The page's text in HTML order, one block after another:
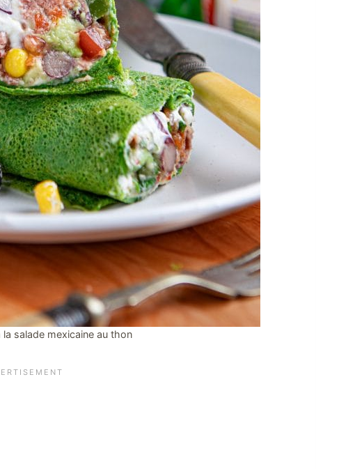
la salade mexicaine au thon